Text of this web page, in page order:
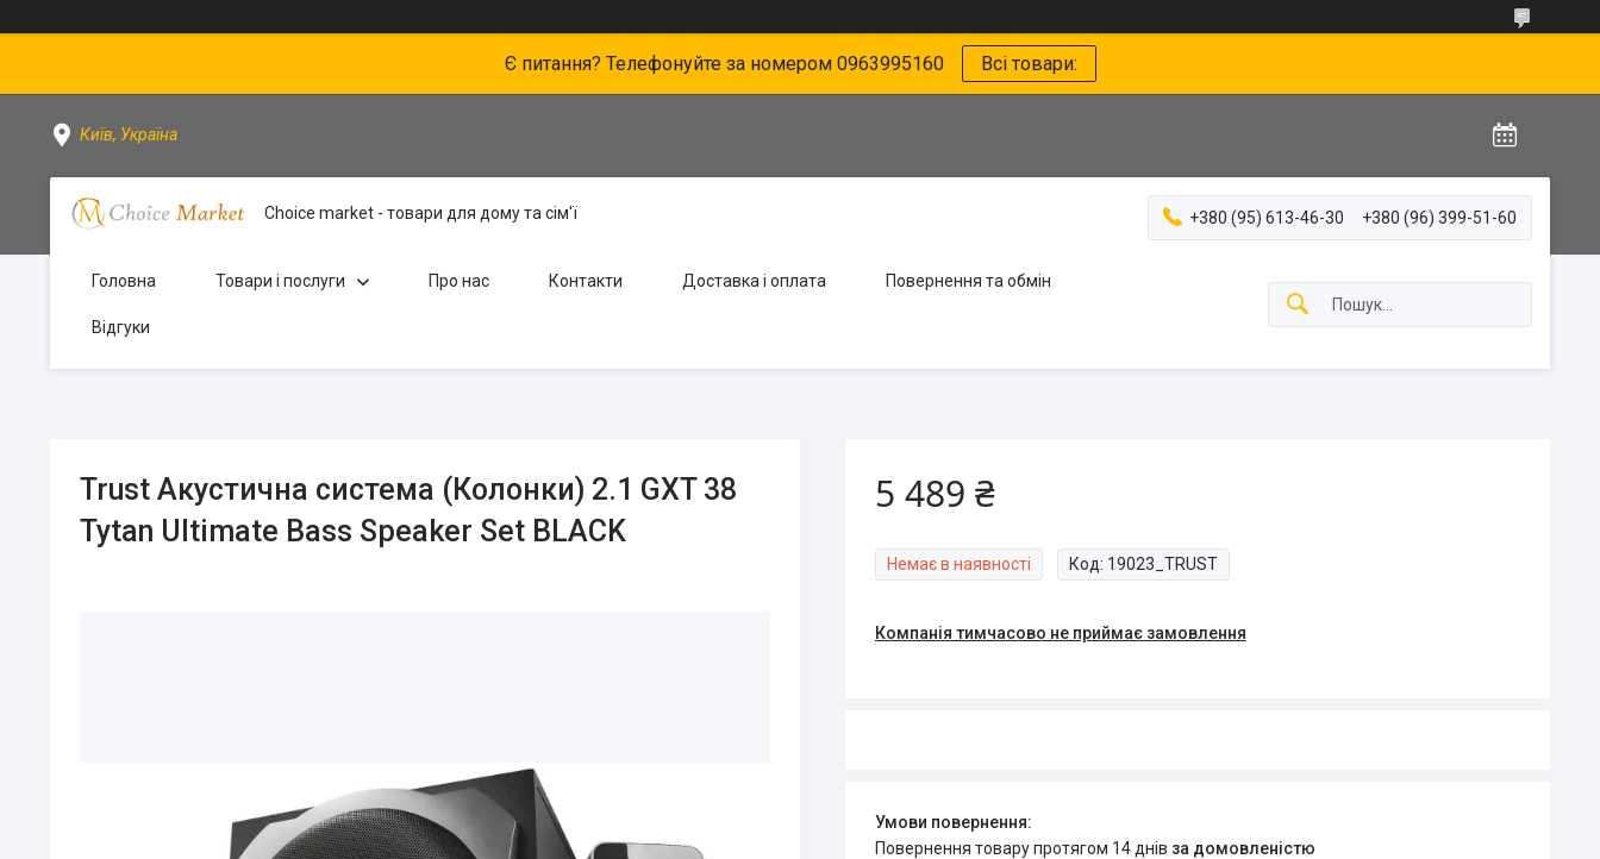
Є питання? Телефонуйте за номером 0963995160 Всі товари:
Київ, Україна
Choice market - товари для дому та сім'ї +380 (95) 613-46-30 +380 (96) 399-51-60
Головна Товари і послуги Про нас Контакти Доставка і оплата Повернення та обмін
Відгуки
Trust Акустична система (Колонки) 2.1 GXT 38
Tytan Ultimate Bass Speaker Set BLACK
5 489 ₴
Немає в наявності Код: 19023_TRUST
Компанія тимчасово не приймає замовлення
повернення товару протягом 14 днів за домовленістю